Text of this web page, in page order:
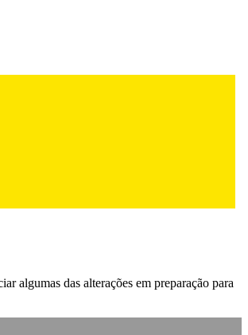
algumas das alterações em preparação para